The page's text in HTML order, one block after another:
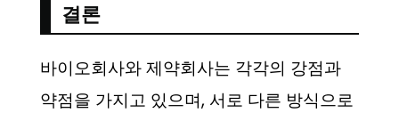
결론
바이오회사와 제약회사는 각각의 강점과
약점을 가지고 있으며, 서로 다른 방식으로